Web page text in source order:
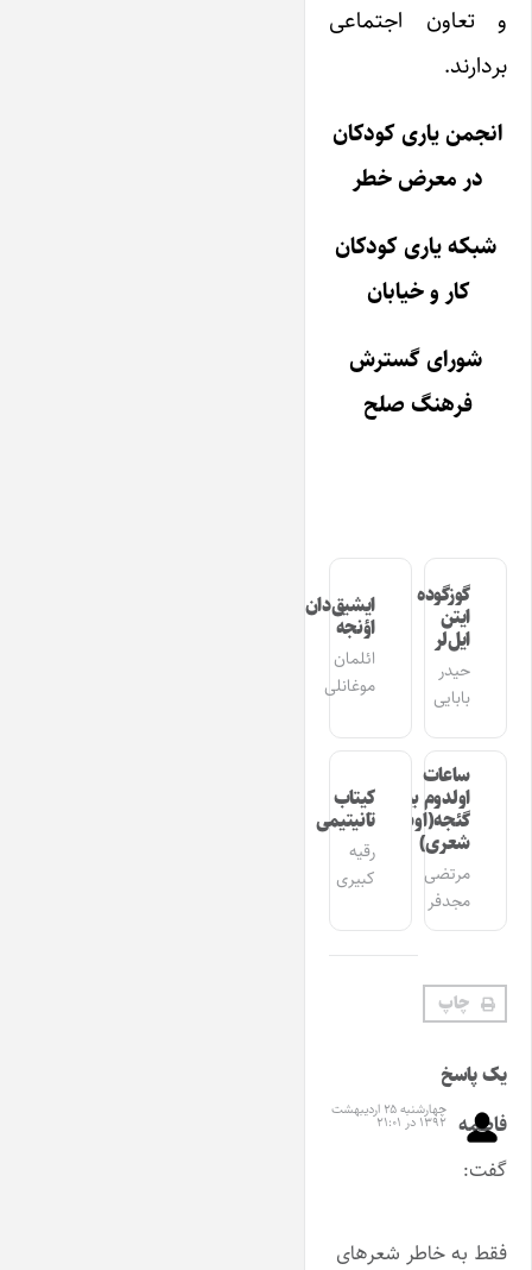
و تعاون اجتماعی
بردارند.
انجمن یاری کودکان
در معرض خطر
شبکه یاری کودکان
کار و خیابان
شورای گسترش
فرهنگ صلح
گوزگوده
ایتن
ایل‌لر
حیدر
بابایی
ایشیق‌دان
اؤنجه
ائلمان
موغانلی
ساعات
اولدوم بیر
گئجه(اوشاق
شعری)
مرتضی
مجدفر
کیتاب
تانیتیمی
رقیه
کبیری
چاپ
یک پاسخ
فاطمه
گفت:
چهارشنبه ۲۵ اردیبهشت
۱۳۹۲ در ۲۱:۰۱
فقط به خاطر شعرهای